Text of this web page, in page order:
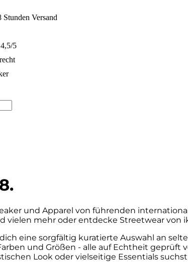
Versand
5
.
und Apparel von führenden
vielen mehr oder entdecke Streetwear von
eine sorgfältig kuratierte Auswahl an
und Größen - alle auf Echtheit
Look oder vielseitige Essentials